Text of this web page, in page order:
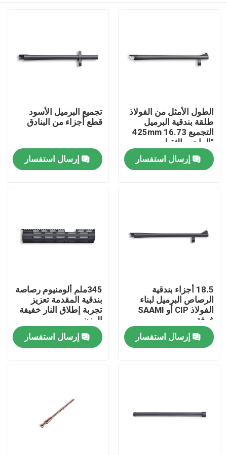
المنزل
مراقبة الجودة
اتصل بنا
بنادق العمل بمضخة
الطول الأمثل من الفولاذ
طلقة بندقية البرميل
التجميع 425mm 16.73
"الواجب الثقيل
إرسال استفسار
تجميع البرميل الأسود
قطع أجزاء من البنادق
إرسال استفسار
18.5 أجزاء بندقية
الرصاص البرميل لبناء
الفولاذ CIP أو SAAMI
غرفة
إرسال استفسار
345ملم ألومنيوم رصاصة
بندقية المقدمة تعزيز
تجربة إطلاق النار خفيفة
الوزن
إرسال استفسار